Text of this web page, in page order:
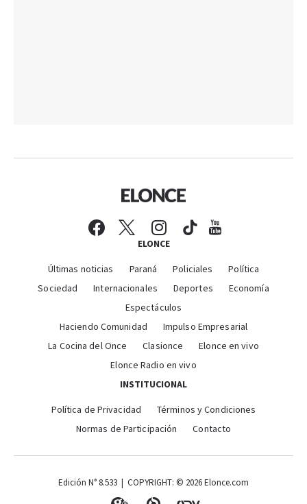
ELONCE
Últimas noticias Paraná Policiales
Política
Sociedad
Internacionales Deportes
Economía
Espectáculos
Haciendo Comunidad
Impulso Empresarial
La Cocina del Once
Clasionce
Elonce en vivo
Elonce Radio en vivo
INSTITUCIONAL
Política de Privacidad
Términos y Condiciones
Normas de Participación
Contacto
Edición N° 8.533 | COPYRIGHT: © 2026 Elonce.com